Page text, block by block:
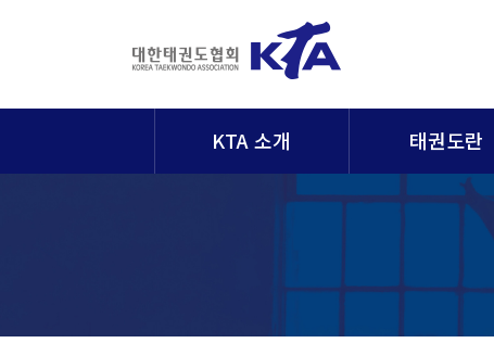
KTA 소개 태권도란